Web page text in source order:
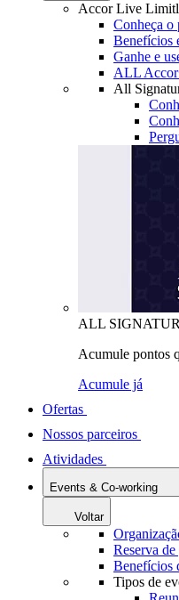
Accor Live
Conheça o
Benefícios
Ganhe e
ALL
All
ALL
Acumule pontos
Acumule já
Ofertas
Nossos parceiros
Atividades
Events & Co-working
Voltar
Reserva
Benefícios
Tipos de